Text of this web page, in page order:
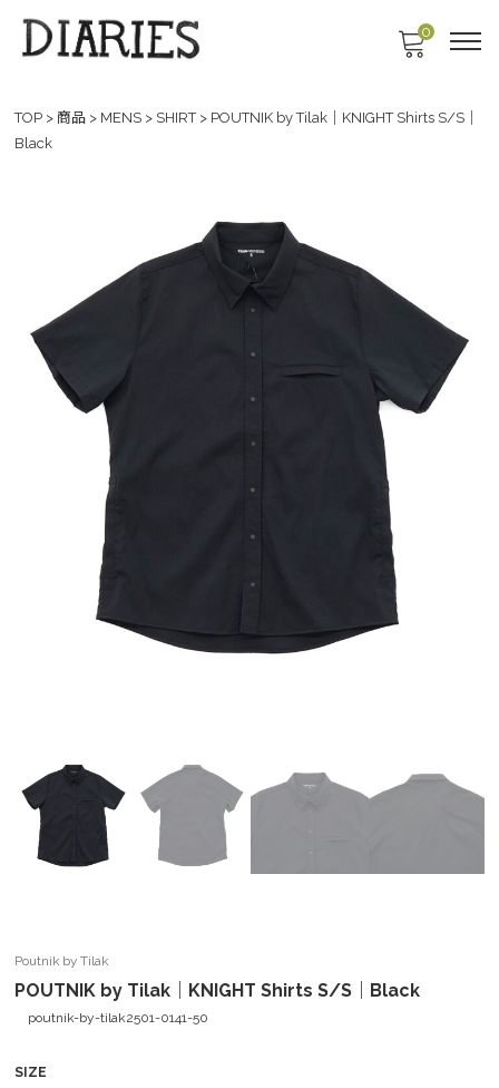
0
TOP > 商品 > MENS > SHIRT> POUTNIK by Tilak｜KNIGHT Shirts S/S｜
Black
Poutnik by Tilak
POUTNIK by Tilak｜KNIGHT Shirts S/S｜Black
poutnik-by-tilak2501-0141-50
SIZE